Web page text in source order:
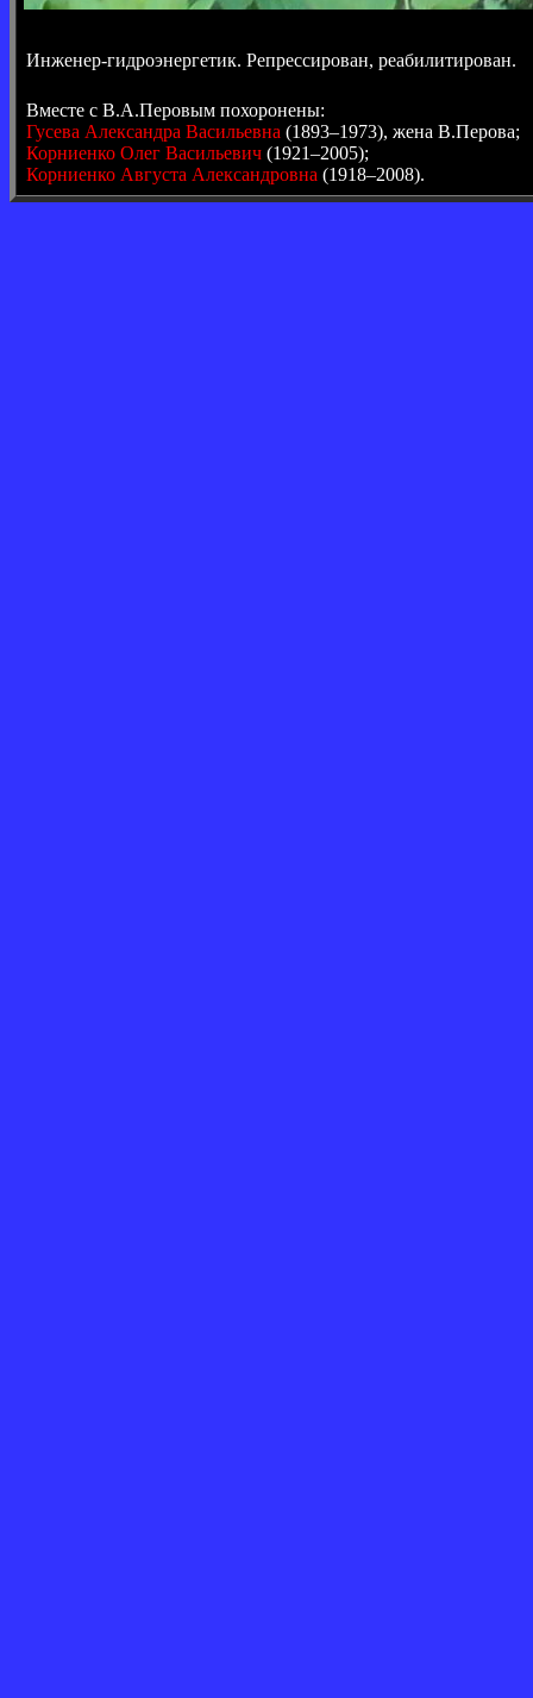
Инженер-гидроэнергетик. Репрессирован, реабилитирован.
Вместе с В.А.Перовым похоронены:
Гусева Александра Васильевна (1893–1973), жена В.Перова;
Корниенко Олег Васильевич (1921–2005);
Корниенко Августа Александровна (1918–2008).